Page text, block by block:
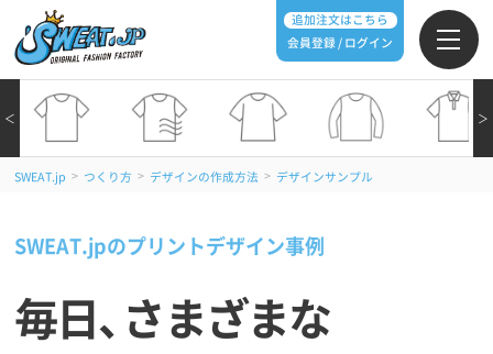
追加注文はこちら
会員登録 / ログイン
＞
＜
SWEAT.jp > つくり方 > デザインの作成方法 > デザインサンプル
SWEAT.jpのプリントデザイン事例
毎日 、 さまざまな